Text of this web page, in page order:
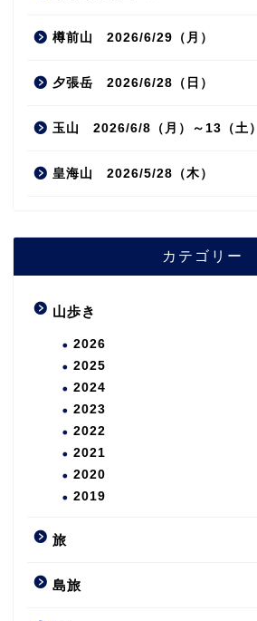
樽前山 2026/6/29（月）
夕張岳 2026/6/28（日）
玉山 2026/6/8（月）～13（土）
皇海山 2026/5/28（木）
カテゴリー
山歩き
2026
2025
2024
2023
2022
2021
2020
2019
旅
島旅